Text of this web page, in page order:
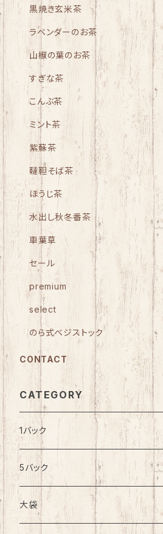
黒焼き玄米茶
ラベンダーのお茶
山椒の葉のお茶
すぎな茶
こんぶ茶
ミント茶
紫蘇茶
韃靼そば茶
ほうじ茶
水出し秋冬番茶
車葉草
セール
premium
select
のら式ベジストック
CONTACT
CATEGORY
1バック
5バック
大袋